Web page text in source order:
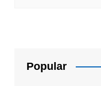
Popular